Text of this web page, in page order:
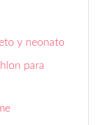
y neonato
para